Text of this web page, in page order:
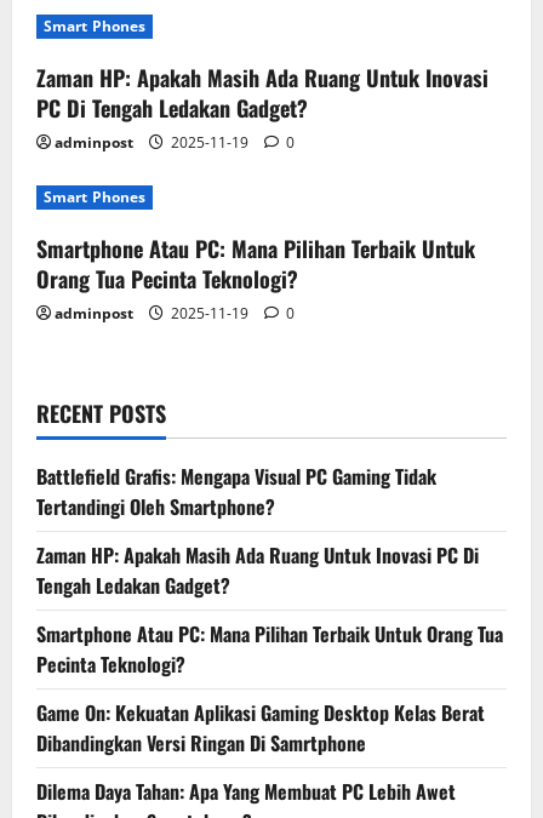
Smart Phones
Zaman HP: Apakah Masih Ada Ruang Untuk Inovasi
PC Di Tengah Ledakan Gadget?
adminpost 2025-11-19 0
Smart Phones
Smartphone Atau PC: Mana Pilihan Terbaik Untuk
Orang Tua Pecinta Teknologi?
adminpost 2025-11-19 0
RECENT POSTS
Battlefield Grafis: Mengapa Visual PC Gaming Tidak
Tertandingi Oleh Smartphone?
Zaman HP: Apakah Masih Ada Ruang Untuk Inovasi PC Di
Tengah Ledakan Gadget?
Smartphone Atau PC: Mana Pilihan Terbaik Untuk Orang Tua
Pecinta Teknologi?
Game On: Kekuatan Aplikasi Gaming Desktop Kelas Berat
Dibandingkan Versi Ringan Di Samrtphone
Dilema Daya Tahan: Apa Yang Membuat PC Lebih Awet